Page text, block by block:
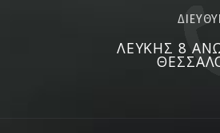
ΛΕΎΚΗΣ 8